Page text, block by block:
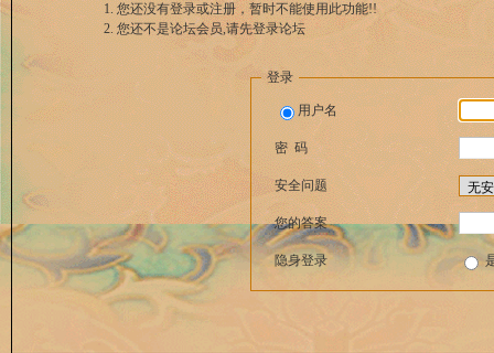
您还没有登录或注册，暂时不能使用此功能!!
您还不是论坛会员,请先登录论坛
登录
用户名
密 码
安全问题
您的答案
隐身登录